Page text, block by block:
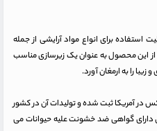
استفاده برای انواع مواد آرایشی از جمله
از این محصول به عنوان یک زیرسازی مناسب
را به ارمغان آورد.
در آمریکا ثبت شده و تولیدات آن در کشور
گواهی ضد خشونت علیه حیوانات می